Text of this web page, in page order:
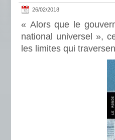
26/02/2018
« Alors que le
national universel »,
les limites qui